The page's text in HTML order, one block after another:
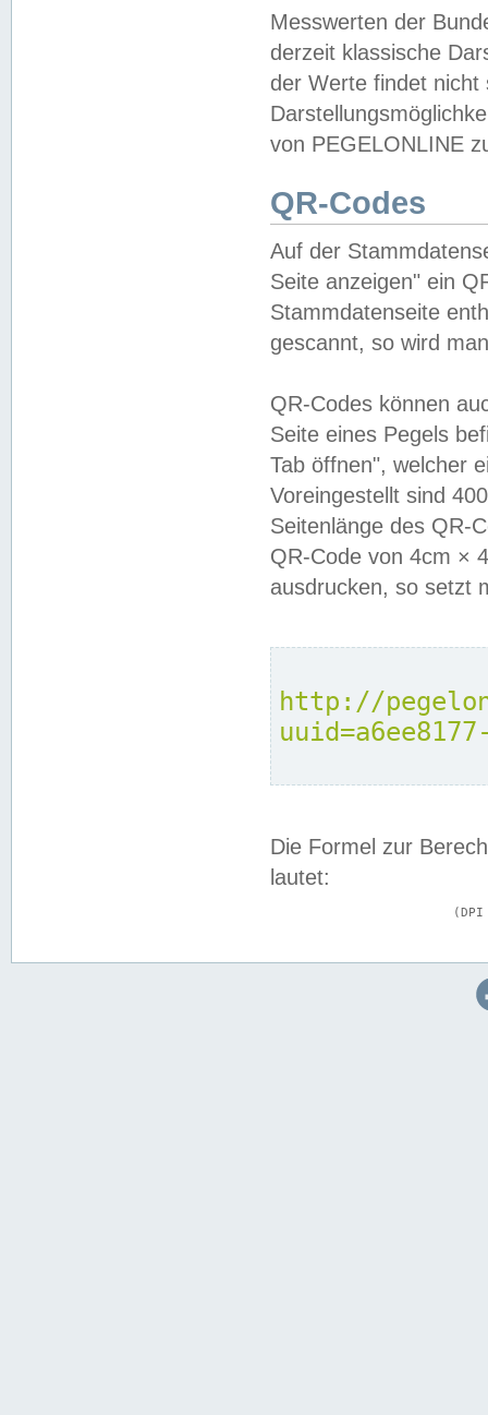
Messwerten der
derzeit klassische
der Werte findet
von PEGELONLINE
QR-Codes
Auf der
Seite anzeigen" ein
Stammdatenseite
gescannt, so wird
QR-Codes können
Seite eines Pegels
Tab öffnen", welcher
Voreingestellt sind
Seitenlänge des QR-
QR-Code von 4cm ×
ausdrucken, so setzt
http://
Die Formel zur
lautet: